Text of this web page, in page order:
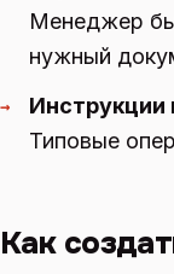
Менеджер
нужный
→
Инструкции
Типовые
Как